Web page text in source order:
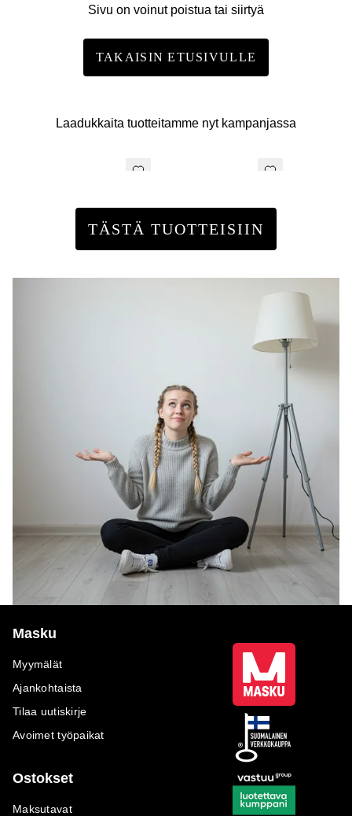
Sivu on voinut poistua tai siirtyä
TAKAISIN ETUSIVULLE
Laadukkaita tuotteitamme nyt kampanjassa
TÄSTÄ TUOTTEISIIN
Masku
Myymälät
Ajankohtaista
Tilaa uutiskirje
Avoimet työpaikat
Ostokset
Maksutavat